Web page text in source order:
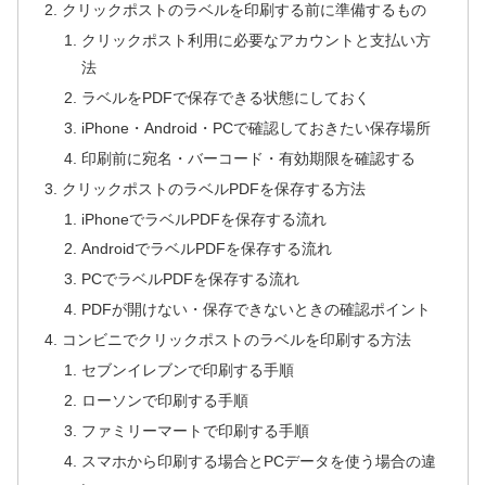
クリックポストのラベルを印刷する前に準備するもの
クリックポスト利用に必要なアカウントと支払い方
法
ラベルをPDFで保存できる状態にしておく
iPhone・Android・PCで確認しておきたい保存場所
印刷前に宛名・バーコード・有効期限を確認する
クリックポストのラベルPDFを保存する方法
iPhoneでラベルPDFを保存する流れ
AndroidでラベルPDFを保存する流れ
PCでラベルPDFを保存する流れ
PDFが開けない・保存できないときの確認ポイント
コンビニでクリックポストのラベルを印刷する方法
セブンイレブンで印刷する手順
ローソンで印刷する手順
ファミリーマートで印刷する手順
スマホから印刷する場合とPCデータを使う場合の違